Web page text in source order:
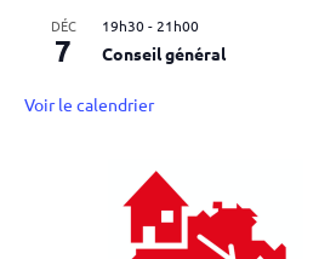
DÉC
7
19h30- 21h00
Conseil général
Voir le calendrier